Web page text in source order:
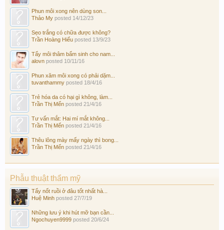
Phun môi xong nên dùng son...
Thảo My posted 14/12/23
Sẹo trắng có chữa được không?
Trần Hoàng Hiếu posted 13/9/23
Tẩy môi thâm bẩm sinh cho nam...
alovn posted 10/11/16
Phun xăm môi xong có phải dặm...
tuvanthammy posted 18/4/16
Trẻ hóa da có hại gì không, làm...
Trần Thị Mến posted 21/4/16
Tư vấn mắt: Hai mí mắt không...
Trần Thị Mến posted 21/4/16
Thêu lông mày mấy ngày thì bong...
Trần Thị Mến posted 21/4/16
Phẫu thuật thẩm mỹ
Tẩy nốt ruồi ở đâu tốt nhất hà...
Huệ Minh posted 27/7/19
Những lưu ý khi hút mỡ bạn cần...
Ngochuyen9999 posted 20/6/24